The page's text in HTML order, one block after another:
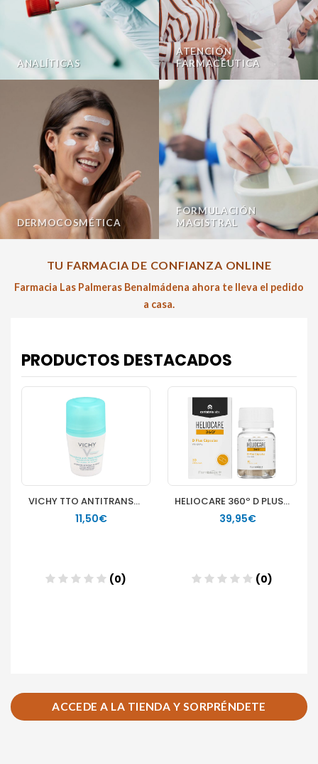
ANALÍTICAS
ATENCIÓN
FARMACÉUTICA
DERMOCOSMÉTICA
FORMULACIÓN
MAGISTRAL
TU FARMACIA DE CONFIANZA ONLINE
Farmacia Las Palmeras Benalmádena ahora te lleva el pedido
a casa.
ACCEDE A LA TIENDA Y SORPRÉNDETE